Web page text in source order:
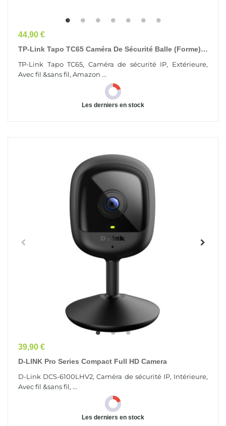
Prix
44,90 €
TP-Link Tapo TC65 Caméra De Sécurité Balle (forme)
TP-Link Tapo TC65, Caméra de sécurité IP, Extérieure,
Avec fil &sans fil, Amazon ...
Les derniers en stock
Prix
39,90 €
D-LINK Pro Series Compact Full HD Camera
D-Link DCS-6100LHV2, Caméra de sécurité IP, Intérieure,
Avec fil &sans fil, ...
Les derniers en stock